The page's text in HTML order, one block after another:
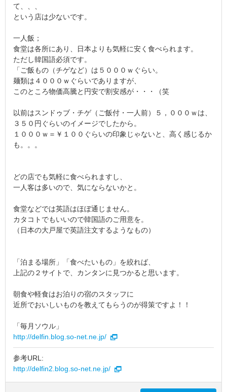
て、、、
という店は少ないです。
一人飯；
食堂は各所にあり、日本よりも気軽に安く食べられます。
ただし韓国語必須です。
「ご飯もの（チゲなど）は５０００ｗぐらい。
麺類は４０００ｗぐらいでありますが、
このところ物価高騰と円安で割安感が・・・（笑
以前はスンドゥブ・チゲ（ご飯付・一人前）５，０００ｗは、
３５０円ぐらいのイメージでしたから。
１０００ｗ＝￥１００ぐらいの印象じゃないと、高く感じるか
も。。。
どの店でも気軽に食べられますし、
一人客は多いので、気にならないかと。
食堂などでは英語はほぼ通じません。
カタコトでもいいので韓国語のご用意を。
（日本の大戸屋で英語注文するようなもの）
「泊まる場所」「食べたいもの」を絞れば、
上記の２サイトで、カンタンに見つかると思います。
朝食や軽食はお泊りの宿のスタッフに
近所でおいしいものを教えてもらうのが得策ですよ！！
「毎月ソウル」
http://delfin.blog.so-net.ne.jp/
参考URL:
http://delfin2.blog.so-net.ne.jp/